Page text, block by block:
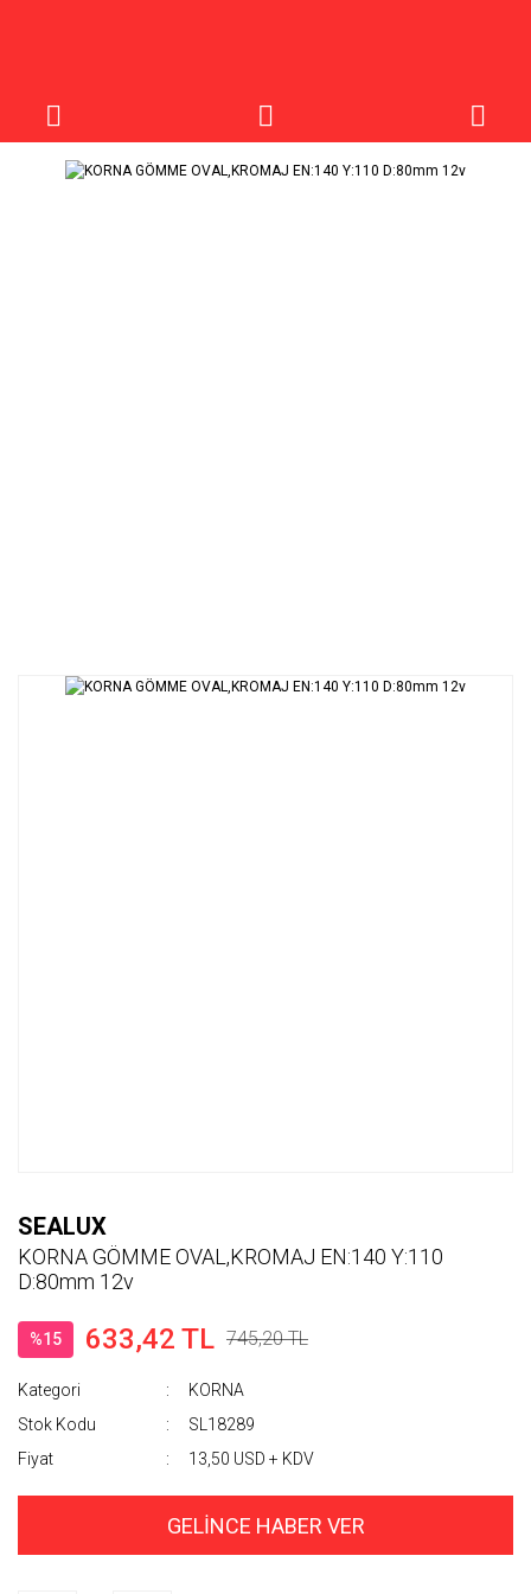
SEALUX
KORNA GÖMME OVAL,KROMAJ EN:140 Y:110
D:80mm 12v
%15 633,42 TL 745,20 TL
Kategori
KORNA
Stok Kodu
SL18289
Fiyat
13,50 USD + KDV
GELİNCE HABER VER